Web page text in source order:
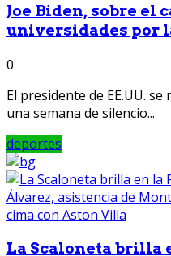
Joe Biden, sobre el
universidades por
0
El presidente de EE.UU.
una semana de silencio...
deportes
La Scaloneta brilla